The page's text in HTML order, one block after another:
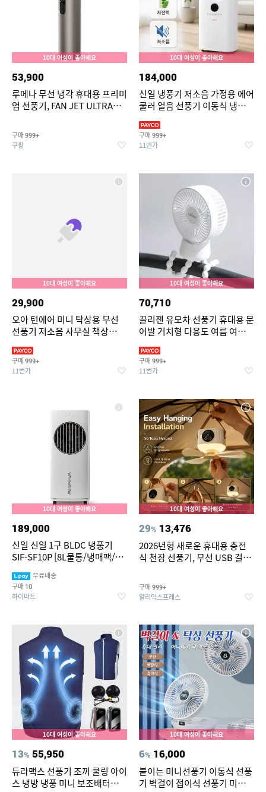
10대 여성이 좋아해요
53,900
루메나 무선 냉각 휴대용 프리미
엄 선풍기, FAN JET ULTRA
구매 999+
쿠팡
10대 여성이 좋아해요
184,000
신일 냉풍기 저소음 가정용 에어
쿨러 얼음 선풍기 이동식 냉방기
구매 999+
11번가
10대 여성이 좋아해요
29,900
오아 턴에어 미니 탁상용 무선
선풍기 저소음 사무실 책상
우회전 BLDC 서큘레이터
구매 999+
11번가
10대 여성이 좋아해요
70,710
끌리젠 유모차 선풍기 휴대용 문
어발 거치형 다용도 여름 여행용
구매 999+
11번가
10대 여성이 좋아해요
189,000
신일 신일 1구 BLDC 냉풍기
SIF-SF10P [8L물통/냉매팩/자
속/9시간타이머]
무료배송
구매 10
하이마트
10대 여성이 좋아해요
29% 13,476
2026년형 새로운 휴대용 충전
식 천장 선풍기, 무선 USB 걸이
외 캠핑용)
구매 999+
알리익스프레스
10대 여성이 좋아해요
13% 55,950
듀라맥스 선풍기 조끼 쿨링 아이
스 냉방 냉풍 미니 보조배터리
10대 여성이 좋아해요
6% 16,000
붙이는 미니선풍기 이동식 선풍
기 벽걸이 접이식 선풍기 미니에